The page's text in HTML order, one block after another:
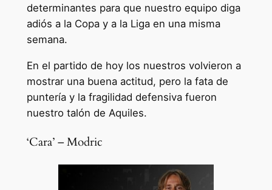
determinantes para que nuestro equipo diga
adiós a la Copa y a la Liga en una misma
semana.
En el partido de hoy los nuestros volvieron a
mostrar una buena actitud, pero la fata de
puntería y la fragilidad defensiva fueron
nuestro talón de Aquiles.
‘Cara’ – Modric